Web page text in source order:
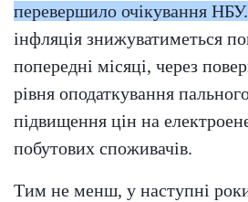
перевершило очікування НБУ.
інфляція знижуватиметься
попередні місяці, через
рівня оподаткування
підвищення цін на
побутових споживачів.
Тим не менш, у наступні